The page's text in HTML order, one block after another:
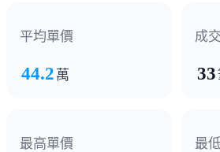
平均單價
44.2 萬
成
33
最高單價 最